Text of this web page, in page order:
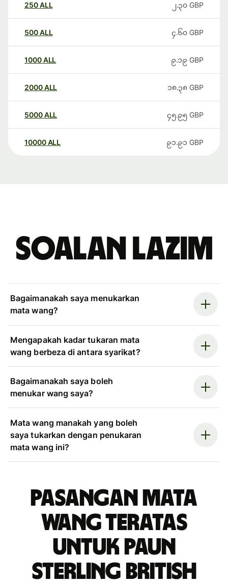
250ALL ၂.၃၀ GBP
500ALL ၄.၆၀ GBP
1000ALL ၉.၁၉ GBP
2000ALL ၁၈.၃၈ GBP
5000ALL ၄၅.၉၅ GBP
10000 ALL ၉၁.၉၁ GBP
Soalan Lazim
Bagaimanakah saya menukarkan
mata wang?
Mengapakah kadar tukaran mata
wang berbeza di antara syarikat?
Bagaimanakah saya boleh
menukar wang saya?
Mata wang manakah yang boleh
saya tukarkan dengan penukaran
mata wang ini?
Pasangan mata
wang teratas
untuk paun
sterling British